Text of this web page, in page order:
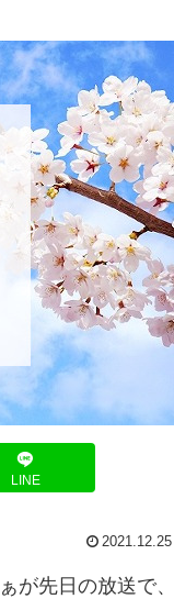
LINE
2021.12.25
が先日の放送で、